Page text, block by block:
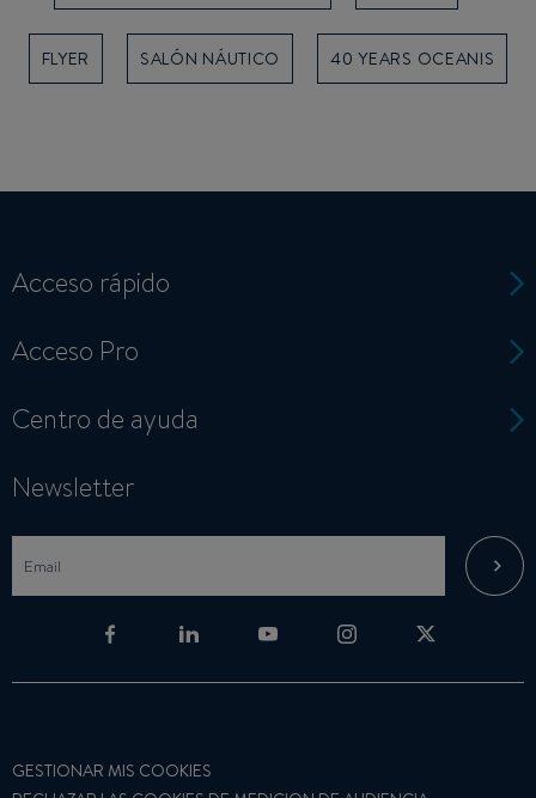
FLYER SALÓN NÁUTICO 40 YEARS OCEANIS
Acceso rápido
Acceso Pro
Centro de ayuda
Newsletter
GESTIONAR MIS COOKIES